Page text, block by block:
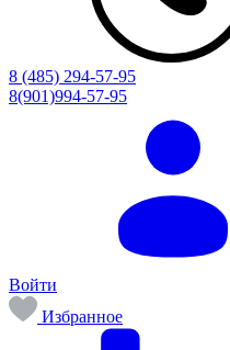
8 (485) 294-57-95
8(901)994-57-95
Войти
Избранное